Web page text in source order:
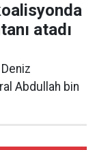
atadı
Abdullah bin